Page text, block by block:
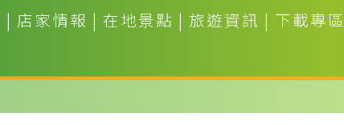
| 店家情報 | 在地景點 | 旅遊資訊 | 下載專區